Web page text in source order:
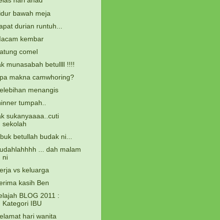
bawah meja
durian runtuh...
kembar
comel
munasabah betullll !!!!
makna camwhoring?
menangis
tumpah..
sukanyaaaa..cuti
sekolah
betullah budak ni...
... dah malam
ni
vs keluarga
kasih Ben
BLOG 2011 :
Kategori IBU
hari wanita